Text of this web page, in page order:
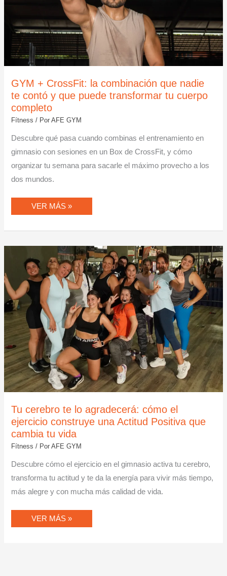
GYM + CrossFit: la combinación que nadie
te contó y que puede transformar tu cuerpo
completo
Fítness / PorAFE GYM
Descubre qué pasa cuando combinas el entrenamiento en
gimnasio con sesiones en un Box de CrossFit, y cómo
organizar tu semana para sacarle el máximo provecho a los
dos mundos.
TRANSFORMAR
CUERPO
COMPLETO
VER MÁS »
Tu cerebro te lo agradecerá: cómo el
ejercicio construye una Actitud Positiva que
cambia tu vida
Fítness / PorAFE GYM
Descubre cómo el ejercicio en el gimnasio activa tu cerebro,
transforma tu actitud y te da la energía para vivir más tiempo,
más alegre y con mucha más calidad de vida.
CEREBRO
TE
LO
AGRADECERÁ:
CÓMO
EJERCICIO
CONSTRUYE
UNA
ACTITUD
POSITIVA
QUE
CAMBIA
TU
VIDA
VER MÁS »